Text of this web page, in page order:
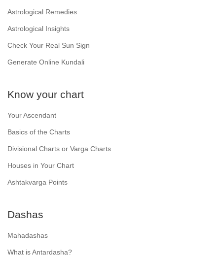
Astrological Remedies
Astrological Insights
Check Your Real Sun Sign
Generate Online Kundali
Know your chart
Your Ascendant
Basics of the Charts
Divisional Charts or Varga Charts
Houses in Your Chart
Ashtakvarga Points
Dashas
Mahadashas
What is Antardasha?